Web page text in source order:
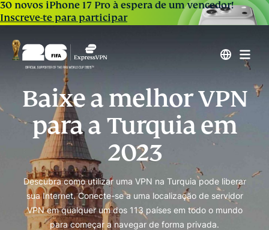
30 novos iPhone 17 Pro à espera de um vencedor!
Inscreve-te para participar
Baixe a melhor VPN
para a Turquia em
2023
Descubra como utilizar uma VPN na Turquia pode liberar
sua Internet. Conecte-se a uma localização de servidor
VPN em qualquer um dos 113 países em todo o mundo
para começar a navegar de forma privada.